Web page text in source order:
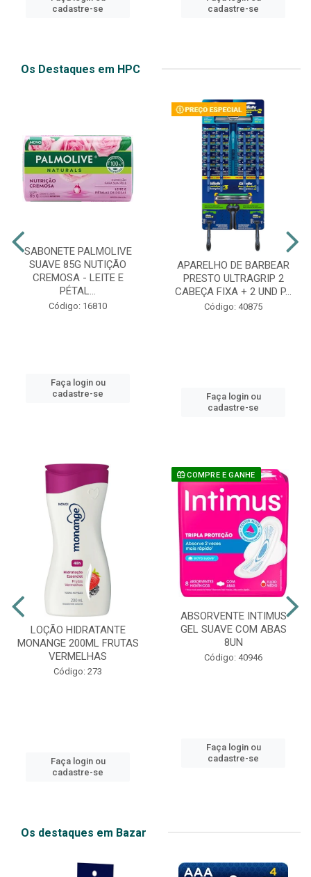
cadastre-se
cadastre-se
Os Destaques em HPC
SABONETE PALMOLIVE
SUAVE 85G NUTIÇÃO
CREMOSA - LEITE E
PÉTAL...
Código: 16810
Faça login ou
cadastre-se
APARELHO DE BARBEAR
PRESTO ULTRAGRIP 2
CABEÇA FIXA + 2 UND P...
Código: 40875
Faça login ou
cadastre-se
LOÇÃO HIDRATANTE
MONANGE 200ML FRUTAS
VERMELHAS
Código: 273
Faça login ou
cadastre-se
COMPRE E GANHE
ABSORVENTE INTIMUS
GEL SUAVE COM ABAS
8UN
Código: 40946
Faça login ou
cadastre-se
Os destaques em Bazar